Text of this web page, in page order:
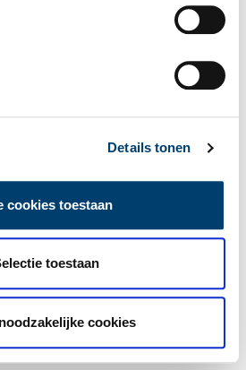
Details tonen
cookies toestaan
toestaan
cookies